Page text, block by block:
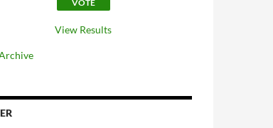
View Results